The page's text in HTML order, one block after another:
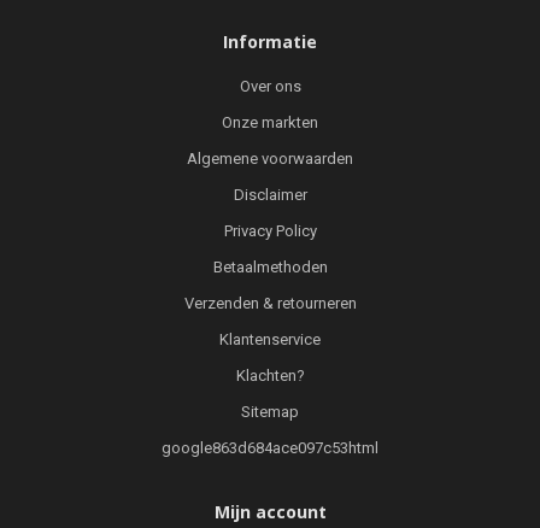
Informatie
Over ons
Onze markten
Algemene voorwaarden
Disclaimer
Privacy Policy
Betaalmethoden
Verzenden & retourneren
Klantenservice
Klachten?
Sitemap
google863d684ace097c53html
Mijn account